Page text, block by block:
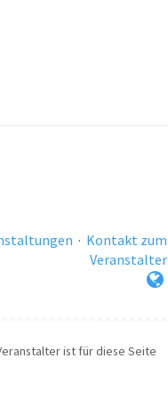
· Kontakt zum
Veranstalter
ist für diese Seite